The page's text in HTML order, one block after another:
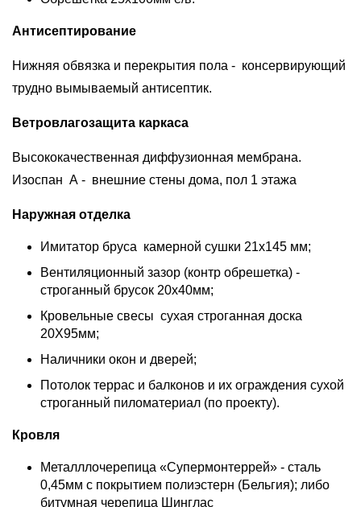
Антисептирование
Нижняя обвязка и перекрытия пола - консервирующий
трудно вымываемый антисептик.
Ветровлагозащита каркаса
Высококачественная диффузионная мембрана.
Изоспан А - внешние стены дома, пол 1 этажа
Наружная отделка
Имитатор бруса камерной сушки 21х145 мм;
Вентиляционный зазор (контр обрешетка) -
строганный брусок 20х40мм;
Кровельные свесы сухая строганная доска
20Х95мм;
Наличники окон и дверей;
Потолок террас и балконов и их ограждения сухой
строганный пиломатериал (по проекту).
Кровля
Металллочерепица «Супермонтеррей» - сталь
0,45мм с покрытием полиэстерн (Бельгия); либо
битумная черепица Шинглас